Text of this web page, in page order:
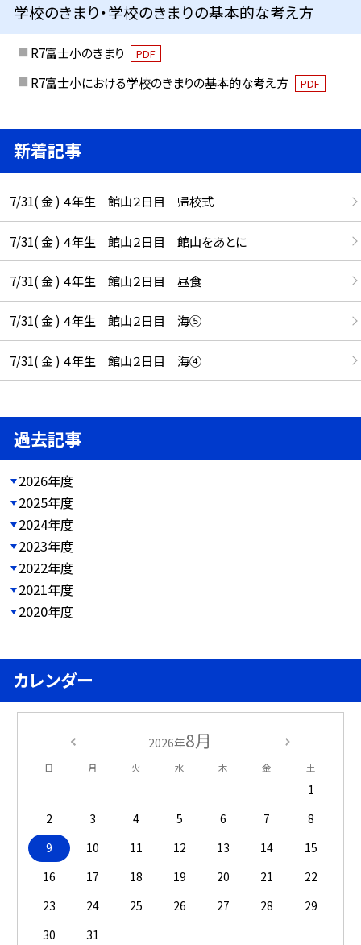
学校のきまり・学校のきまりの基本的な考え方
R7富士小のきまり PDF
R7富士小における学校のきまりの基本的な考え方 PDF
新着記事
7/31( 金 ) ４年生 館山２日目 帰校式
7/31( 金 ) ４年生 館山２日目 館山をあとに
7/31( 金 ) ４年生 館山２日目 昼食
7/31( 金 ) ４年生 館山２日目 海⑤
7/31( 金 ) ４年生 館山２日目 海④
過去記事
2026年度
2025年度
2024年度
2023年度
2022年度
2021年度
2020年度
カレンダー
2026年8月
日 月 火 水 木 金 土
1
2
3 4 5 6 7
8
9
10 11 12 13 14
15
16
17 18 19 20 21
22
23
24 25 26 27 28
29
30
31